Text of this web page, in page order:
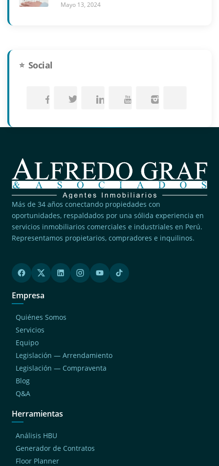
Mayo 13, 2024
Social
Más de 34 años conectando propiedades con
oportunidades, respaldados por una sólida experiencia en
servicios inmobiliarios comerciales e industriales en Perú.
Representamos propietarios, compradores e inquilinos.
Empresa
Quiénes Somos
Servicios
Equipo
Legislación — Arrendamiento
Legislación — Compraventa
Blog
Q&A
Herramientas
Análisis HBU
Generador de Contratos
Floor Planner